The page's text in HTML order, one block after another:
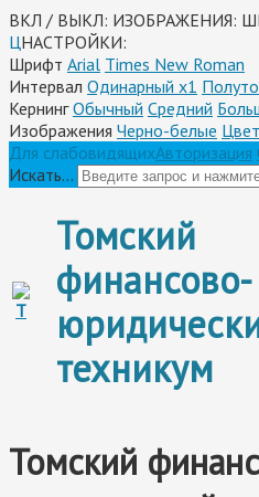
ВКЛ / ВЫКЛ: ИЗОБРАЖЕНИЯ:
ЦНАСТРОЙКИ:
Шрифт Arial Times New Roman
Интервал Одинарный х1
КернингОбычный Средний
Изображения Черно-белые
Для слабовидящихАвторизация
Искать...
Томский
финансово-
техникум
Томский